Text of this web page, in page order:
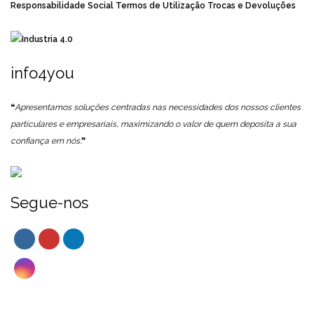
Responsabilidade Social Termos de Utilização Trocas e Devoluções
info4you
❝Apresentamos soluções centradas nas necessidades dos nossos clientes
particulares e empresariais, maximizando o valor de quem deposita a sua
confiança em nós.❞
Segue-nos